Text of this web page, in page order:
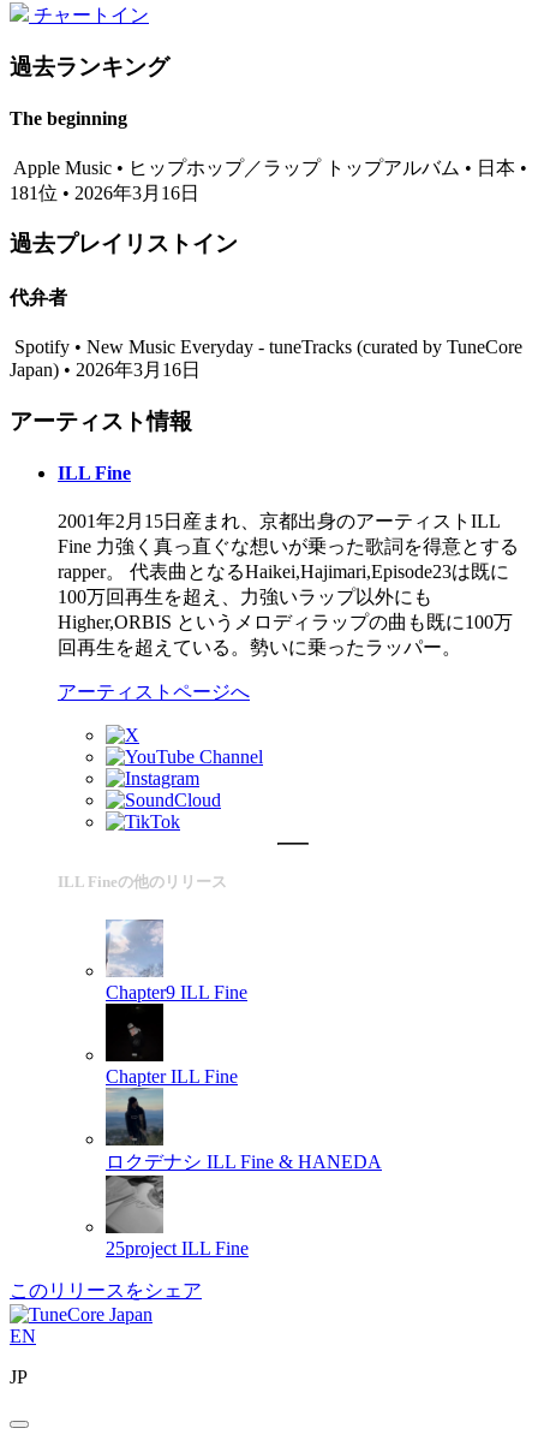
チャートイン
過去ランキング
The beginning
Apple Music • ヒップホップ／ラップ トップアルバム • 日本 •
181位 • 2026年3月16日
過去プレイリストイン
代弁者
Spotify • New Music Everyday - tuneTracks (curated by TuneCore
Japan) • 2026年3月16日
アーティスト情報
ILL Fine
2001年2月15日産まれ、京都出身のアーティストILL
Fine 力強く真っ直ぐな想いが乗った歌詞を得意とする
rapper。 代表曲となるHaikei,Hajimari,Episode23は既に
100万回再生を超え、力強いラップ以外にも
Higher,ORBIS というメロディラップの曲も既に100万
回再生を超えている。勢いに乗ったラッパー。
アーティストページへ
ILL Fineの他のリリース
Chapter9 ILL Fine
Chapter ILL Fine
ロクデナシ ILL Fine & HANEDA
25project ILL Fine
このリリースをシェア
EN
JP